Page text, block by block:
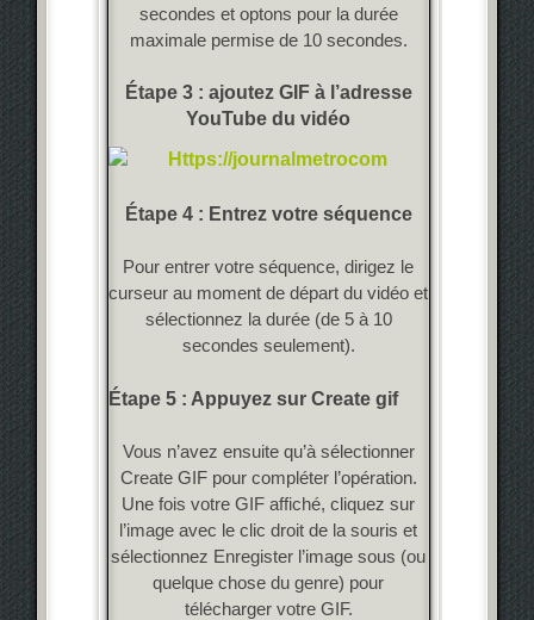
secondes et optons pour la durée
maximale permise de 10 secondes.
Étape 3 : ajoutez GIF à l’adresse
YouTube du vidéo
Étape 4 : Entrez votre séquence
Pour entrer votre séquence, dirigez le
curseur au moment de départ du vidéo et
sélectionnez la durée (de 5 à 10
secondes seulement).
Étape 5 : Appuyez sur Create gif
Vous n’avez ensuite qu’à sélectionner
Create GIF pour compléter l’opération.
Une fois votre GIF affiché, cliquez sur
l’image avec le clic droit de la souris et
sélectionnez Enregister l’image sous (ou
quelque chose du genre) pour
télécharger votre GIF.